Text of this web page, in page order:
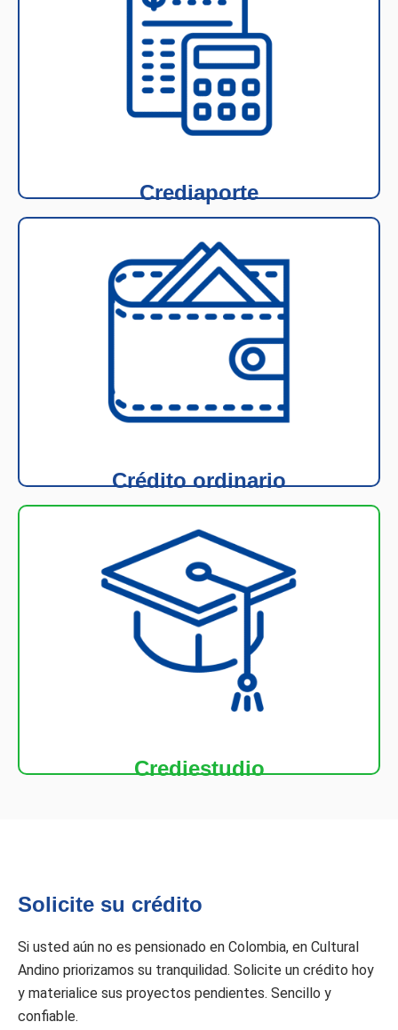
Crediaporte
Este crédito está diseñado para que pueda atender
algunas necesidades eventuales y puede usarse en
los casos en se requiera dinero extra del valor que
tiene como aportes.
Más información
Crédito ordinario
Permite acceder a un crédito hasta por el monto
de los aportes disponibles que el asociado tenga
en la Cooperativa, no requiere deudor solidario y
aplica una excelente tasa.
Más información
Crediestudio
Con esta línea de crédito, podrá sufragar los
costos educativos requeridos por usted y su grupo
familiar, para adelantar programas académicos de
educación, en establecimientos debidamente
acreditados.
Más información
Solicite su crédito
Si usted aún no es pensionado en Colombia, en Cultural
Andino priorizamos su tranquilidad. Solicite un crédito hoy
y materialice sus proyectos pendientes. Sencillo y
confiable.